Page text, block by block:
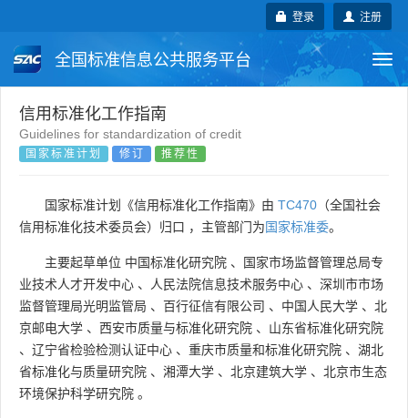
注册
登录
全国标准信息公共服务平台
国家标准
团体标准 企业标准
国外标准 技术委员会
信用标准化工作指南
Guidelines for standardization of credit
国家标准计划 修订 推荐性
国家标准计划《信用标准化工作指南》由 TC470 （全国社会
信用标准化技术委员会）归口 ，主管部门为国家标准委。
主要起草单位 中国标准化研究院 、
国家市场监督管理总局专
业技术人才开发中心 、 人民法院信息技术服务中心 、 深圳市市场
监督管理局光明监管局 、 百行征信有限公司 、 中国人民大学 、 北
京邮电大学 、 西安市质量与标准化研究院 、 山东省标准化研究院
、 辽宁省检验检测认证中心 、 重庆市质量和标准化研究院 、 湖北
省标准化与质量研究院 、 湘潭大学 、 北京建筑大学 、 北京市生态
环境保护科学研究院 。